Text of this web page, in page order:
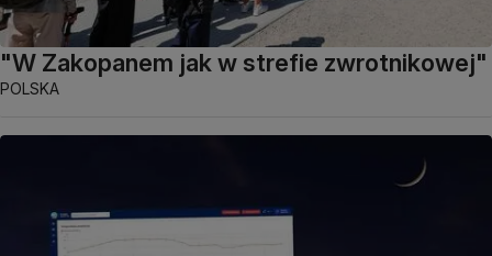
"W Zakopanem jak w strefie zwrotnikowej"
POLSKA